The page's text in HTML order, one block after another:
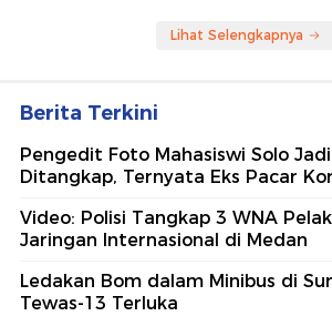
Lihat Selengkapnya
Berita Terkini
Pengedit Foto Mahasiswi Solo
Ditangkap, Ternyata Eks Pacar
Video: Polisi Tangkap 3 WNA
Jaringan Internasional di Medan
Ledakan Bom dalam Minibus di
Tewas-13 Terluka